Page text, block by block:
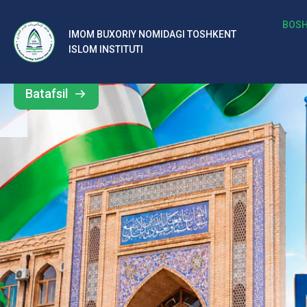
IMOM BUXORIY NOMIDAGI TOSHKENT
ISLOM INSTITUTI
b
al
ar
o‘
rt
a
si
d
Barcha
yangiliklar
Batafsil